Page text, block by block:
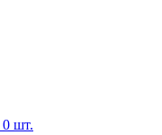
0 шт.